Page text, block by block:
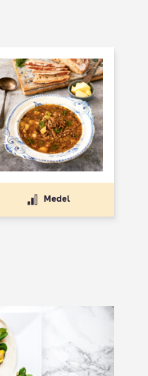
Medel